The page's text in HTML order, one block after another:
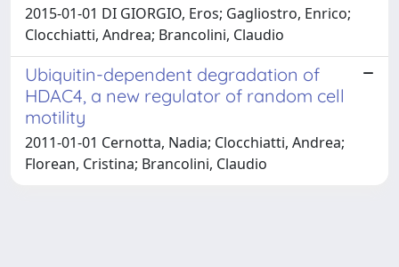
2015-01-01 DI GIORGIO, Eros; Gagliostro, Enrico;
Clocchiatti, Andrea; Brancolini, Claudio
Ubiquitin-dependent degradation of
HDAC4, a new regulator of random cell
motility
2011-01-01 Cernotta, Nadia; Clocchiatti, Andrea;
Florean, Cristina; Brancolini, Claudio